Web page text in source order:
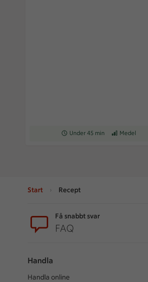
Receptet tar Under 45 min att
Under 45 min Receptet har
Medel
Start Recept
Få snabbt svar
FAQ
Handla
Handla online